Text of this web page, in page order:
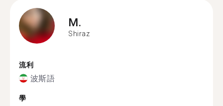
M.
Shiraz
流利
波斯語
學